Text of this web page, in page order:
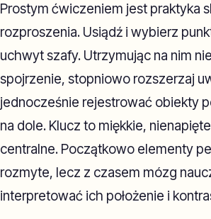
Prostym ćwiczeniem jest praktyka
rozproszenia. Usiądź i wybierz
uchwyt szafy. Utrzymując na nim
spojrzenie, stopniowo rozszerzaj
jednocześnie rejestrować obiekty
na dole. Klucz to miękkie,
centralne. Początkowo elementy
rozmyte, lecz z czasem mózg
interpretować ich położenie i